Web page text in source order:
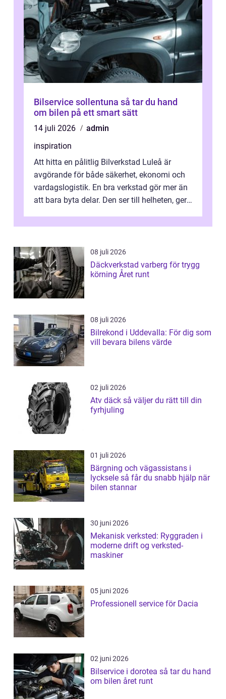
Bilservice sollentuna så tar du hand
om bilen på ett smart sätt
14 juli 2026
admin
inspiration
Att hitta en pålitlig Bilverkstad Luleå är
avgörande för både säkerhet, ekonomi och
vardagslogistik. En bra verkstad gör mer än
att bara byta delar. Den ser till helheten, ger
08 juli 2026
Däckverkstad varberg för trygg
körning Året runt
08 juli 2026
Bilrekond i Uddevalla: För dig som
vill bevara bilens värde
02 juli 2026
Atv däck så väljer du rätt till din
fyrhjuling
01 juli 2026
Bärgning och vägassistans i
lycksele så får du snabb hjälp när
bilen stannar
30 juni 2026
Mekanisk verksted: Ryggraden i
moderne drift og verksted-
maskiner
05 juni 2026
Professionell service för Dacia
02 juni 2026
Bilservice i dorotea så tar du hand
om bilen året runt